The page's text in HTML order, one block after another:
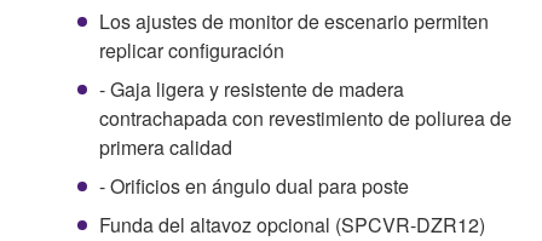
Los ajustes de monitor de escenario permiten
replicar configuración
- Gaja ligera y resistente de madera
contrachapada con revestimiento de poliurea de
primera calidad
- Orificios en ángulo dual para poste
Funda del altavoz opcional (SPCVR-DZR12)